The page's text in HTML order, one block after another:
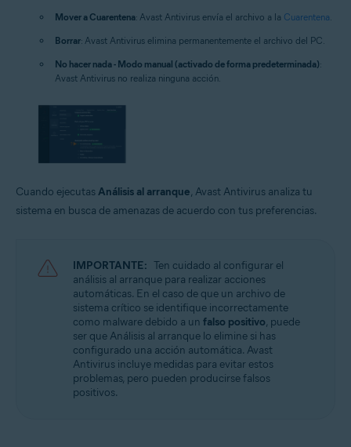
Mover a Cuarentena: Avast Antivirus envía el archivo a la Cuarentena
Borrar: Avast Antivirus elimina permanentemente el archivo del PC.
No hacer nada - Modo manual (activado de forma predeterminada):
Avast Antivirus no realiza ninguna acción.
Cuando ejecutasAnálisis al arranque, Avast Antivirus analiza tu
sistema en busca de amenazas de acuerdo con tus preferencias.
IMPORTANTE: Ten cuidado al configurar el
análisis al arranque para realizar acciones
automáticas. En el caso de que un archivo de
sistema crítico se identifique incorrectamente
como malware debido a un falso positivo, puede
ser que Análisis al arranque lo elimine si has
configurado una acción automática. Avast
Antivirus incluye medidas para evitar estos
problemas, pero pueden producirse falsos
positivos.